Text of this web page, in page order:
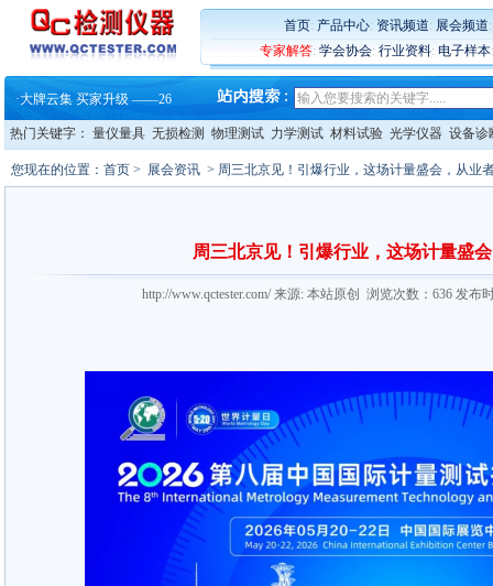
首页: 产品中心: 资讯频道: 展会频道
专家解答: 学会协会: 行业资料: 电子样本
·蔡司软件 | 高效变形分析能
·铸就AI服务器质量动脉 – 高
·铸就AI服务器质量动脉 – 高
·ZEISS BOSELLO ADR 让内部缺
·大牌云集 买家升级 ——26
ZEISS BOSELLO ADR 让内部缺
蔡司和亿纬锂能达成战略合作
大牌云集 买家升级 ——26
热门关键字： 量仪量具 无损检测 物理测试 力学测试 材料试验 光学仪器 设备诊
您现在的位置： 首页 > 展会资讯 > 周三北京见！引爆行业，这场计量盛会，从业
周三北京见！引爆行业，这场计量盛
http://www.qctester.com/ 来源: 本站原创 浏览次数：636 发布